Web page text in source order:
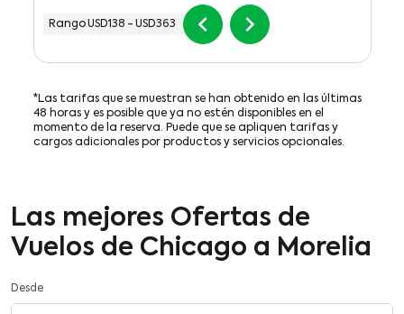
Rango USD138 - USD363 chevron_left chevron_right
*Las tarifas que se muestran se han obtenido en las últimas
48 horas y es posible que ya no estén disponibles en el
momento de la reserva. Puede que se apliquen tarifas y
cargos adicionales por productos y servicios opcionales.
Las mejores Ofertas de
Vuelos de Chicago a Morelia
Desde